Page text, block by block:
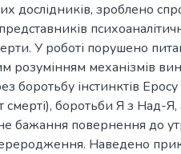
дослідників, зроблено
У роботі порушено
розумінням механізмів
боротьбу інстинктів Еросу
смерті), боротьби Я з Над-
бажання повернення до
Наведено